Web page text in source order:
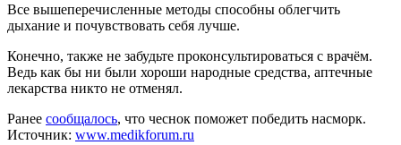
Все вышеперечисленные методы способны облегчить
дыхание и почувствовать себя лучше.
Конечно, также не забудьте проконсультироваться с врачём.
Ведь как бы ни были хороши народные средства, аптечные
лекарства никто не отменял.
Ранее сообщалось, что чеснок поможет победить насморк.
Источник: www.medikforum.ru